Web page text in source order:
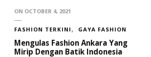
ON OCTOBER 4, 2021
FASHION TERKINI GAYA FASHION
Mengulas Fashion Ankara Yang
Mirip Dengan Batik Indonesia